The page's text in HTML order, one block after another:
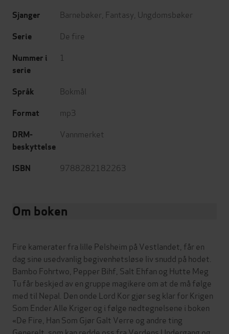
Sjanger Barnebøker Fantasy Ungdomsbøker
Serie De fire
Nummer i
serie
1
Språk Bokmål
Format mp3
DRM-
beskyttelse
Vannmerket
ISBN 9788282182263
Om boken
Fire kamerater fra lille Pelsheim på Vestlandet, får en
dag sine usedvanlig begivenhetsløse liv snudd på hodet.
Bambo Fohrtwo, Pepper Bihf, Salt Ehfan og Hutte Meg
Tu får beskjed av en gruppe magikere om at de må følge
med til Nepal. Den onde Lord Kor gjør seg klar for Krigen
Som Ender Alle Kriger og i følge nedtegnelsene i boken
«De Fire, Han Som Gjør Galt Verre og andre ting